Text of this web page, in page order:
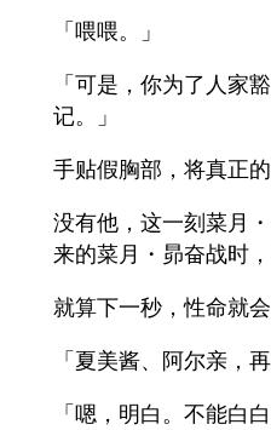
「喂喂。」
「可是，你为了人
记。」
手贴假胸部，将真正的
没有他，这一刻菜月
来的菜月・昴奋战时
就算下一秒，性命就
「夏美酱、阿尔亲，
「嗯，明白。不能白